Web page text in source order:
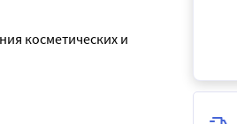
косметических и